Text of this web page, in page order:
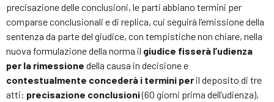
precisazione delle conclusioni, le parti abbiano termini per
comparse conclusionali e di replica, cui seguirà l’emissione della
sentenza da parte del giudice, con tempistiche non chiare, nella
nuova formulazione della norma il giudice fisserà l’udienza
per la rimessione della causa in decisione e
contestualmente concederà i termini per il deposito di tre
atti: precisazione conclusioni(60 giorni prima dell’udienza),